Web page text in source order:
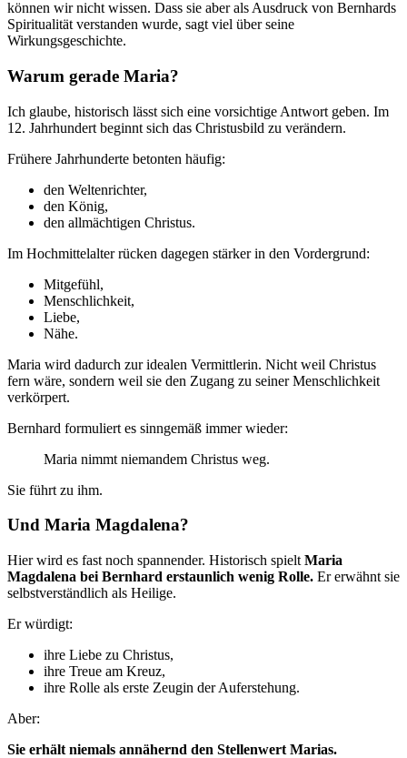
können wir nicht wissen. Dass sie aber als Ausdruck von Bernhards
Spiritualität verstanden wurde, sagt viel über seine
Wirkungsgeschichte.
Warum gerade Maria?
Ich glaube, historisch lässt sich eine vorsichtige Antwort geben. Im
12. Jahrhundert beginnt sich das Christusbild zu verändern.
Frühere Jahrhunderte betonten häufig:
den Weltenrichter,
den König,
den allmächtigen Christus.
Im Hochmittelalter rücken dagegen stärker in den Vordergrund:
Mitgefühl,
Menschlichkeit,
Liebe,
Nähe.
Maria wird dadurch zur idealen Vermittlerin. Nicht weil Christus
fern wäre, sondern weil sie den Zugang zu seiner Menschlichkeit
verkörpert.
Bernhard formuliert es sinngemäß immer wieder:
Maria nimmt niemandem Christus weg.
Sie führt zu ihm.
Und Maria Magdalena?
Hier wird es fast noch spannender. Historisch spielt Maria
Magdalena bei Bernhard erstaunlich wenig Rolle. Er erwähnt sie
selbstverständlich als Heilige.
Er würdigt:
ihre Liebe zu Christus,
ihre Treue am Kreuz,
ihre Rolle als erste Zeugin der Auferstehung.
Aber:
Sie erhält niemals annähernd den Stellenwert Marias.